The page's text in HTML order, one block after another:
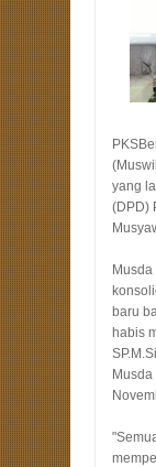
yang
(DPD)
baru
habis
Musda